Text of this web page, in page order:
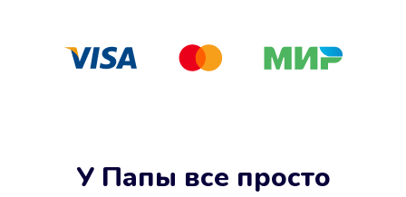
У Папы все просто